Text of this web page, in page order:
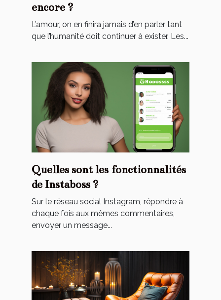
encore ?
L’amour, on en finira jamais d’en parler tant
que l’humanité doit continuer à exister. Les...
Quelles sont les fonctionnalités
de Instaboss ?
Sur le réseau social Instagram, répondre à
chaque fois aux mêmes commentaires,
envoyer un message...